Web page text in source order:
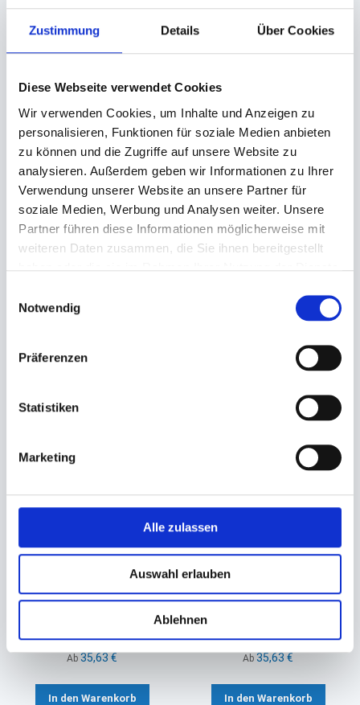
Zustimmung Details Über Cookies
Diese Webseite verwendet Cookies
Wir verwenden Cookies, um Inhalte und Anzeigen zu
personalisieren, Funktionen für soziale Medien anbieten
zu können und die Zugriffe auf unsere Website zu
analysieren. Außerdem geben wir Informationen zu Ihrer
Verwendung unserer Website an unsere Partner für
soziale Medien, Werbung und Analysen weiter. Unsere
Partner führen diese Informationen möglicherweise mit
weiteren Daten zusammen, die Sie ihnen bereitgestellt
Notwendig
Präferenzen
Statistiken
Marketing
Alle zulassen
Auswahl erlauben
Ablehnen
Sie könnten auch an folgenden Artikeln
Einschlag, weiß Cell 40g
18,80 €
Einschlag, Pergament-Ersatz
1/4 Bogen (ca. 37,5x50cm)
In den Warenkorb
Einschlag, Pergament-Ersatz
Einschlagpapier
1/2 Bogen (ca. 50x75cm)
37,38 €
Ab 35,63 €
In den Warenkorb
Einschlag, Pergament-Ersatz
Einschlagpapier
1/8 Bogen (ca. 25x37,5cm)
37,38 €
Ab 35,63 €
In den Warenkorb